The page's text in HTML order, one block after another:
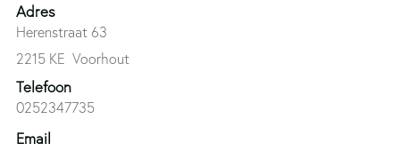
Adres
Herenstraat 63
2215 KE Voorhout
Telefoon
0252347735
Email